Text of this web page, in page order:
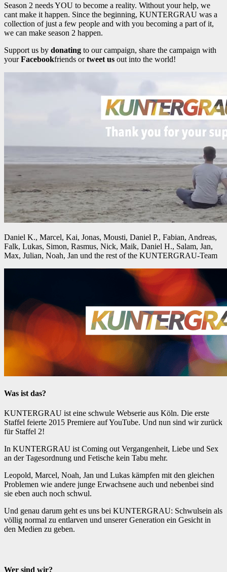
Season 2 needs YOU to become a reality. Without your help, we
cant make it happen. Since the beginning, KUNTERGRAU was a
collection of just a few people and with you becoming a part of it,
we can make season 2 happen.
Support us by donating to our campaign, share the campaign with
yourFacebookfriends ortweet us out into the world!
Daniel K., Marcel, Kai, Jonas, Mousti, Daniel P., Fabian, Andreas,
Falk, Lukas, Simon, Rasmus, Nick, Maik, Daniel H., Salam, Jan,
Max, Julian, Noah, Jan und the rest of the KUNTERGRAU-Team
Was ist das?
KUNTERGRAU ist eine schwule Webserie aus Köln. Die erste
Staffel feierte 2015 Premiere auf YouTube. Und nun sind wir zurück
für Staffel 2!
In KUNTERGRAU ist Coming out Vergangenheit, Liebe und Sex
an der Tagesordnung und Fetische kein Tabu mehr.
Leopold, Marcel, Noah, Jan und Lukas kämpfen mit den gleichen
Problemen wie andere junge Erwachsene auch und nebenbei sind
sie eben auch noch schwul.
Und genau darum geht es uns bei KUNTERGRAU: Schwulsein als
völlig normal zu entlarven und unserer Generation ein Gesicht in
den Medien zu geben.
Wer sind wir?